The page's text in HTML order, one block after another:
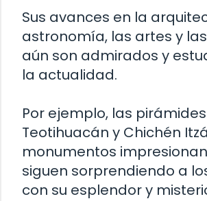
Sus avances en la
astronomía, las artes y
aún son admirados y
la actualidad.
Por ejemplo, las
Teotihuacán y Chichén
monumentos
siguen sorprendiendo a
con su esplendor y